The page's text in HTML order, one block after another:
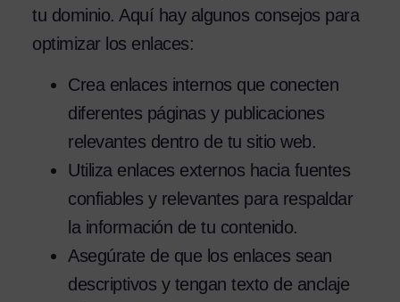
tu dominio. Aquí hay algunos consejos para
optimizar los enlaces:
Crea enlaces internos que conecten
diferentes páginas y publicaciones
relevantes dentro de tu sitio web.
Utiliza enlaces externos hacia fuentes
confiables y relevantes para respaldar
la información de tu contenido.
Asegúrate de que los enlaces sean
descriptivos y tengan texto de anclaje